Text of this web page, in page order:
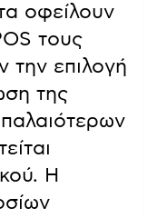
οφείλουν
τους
την επιλογή
της
Η